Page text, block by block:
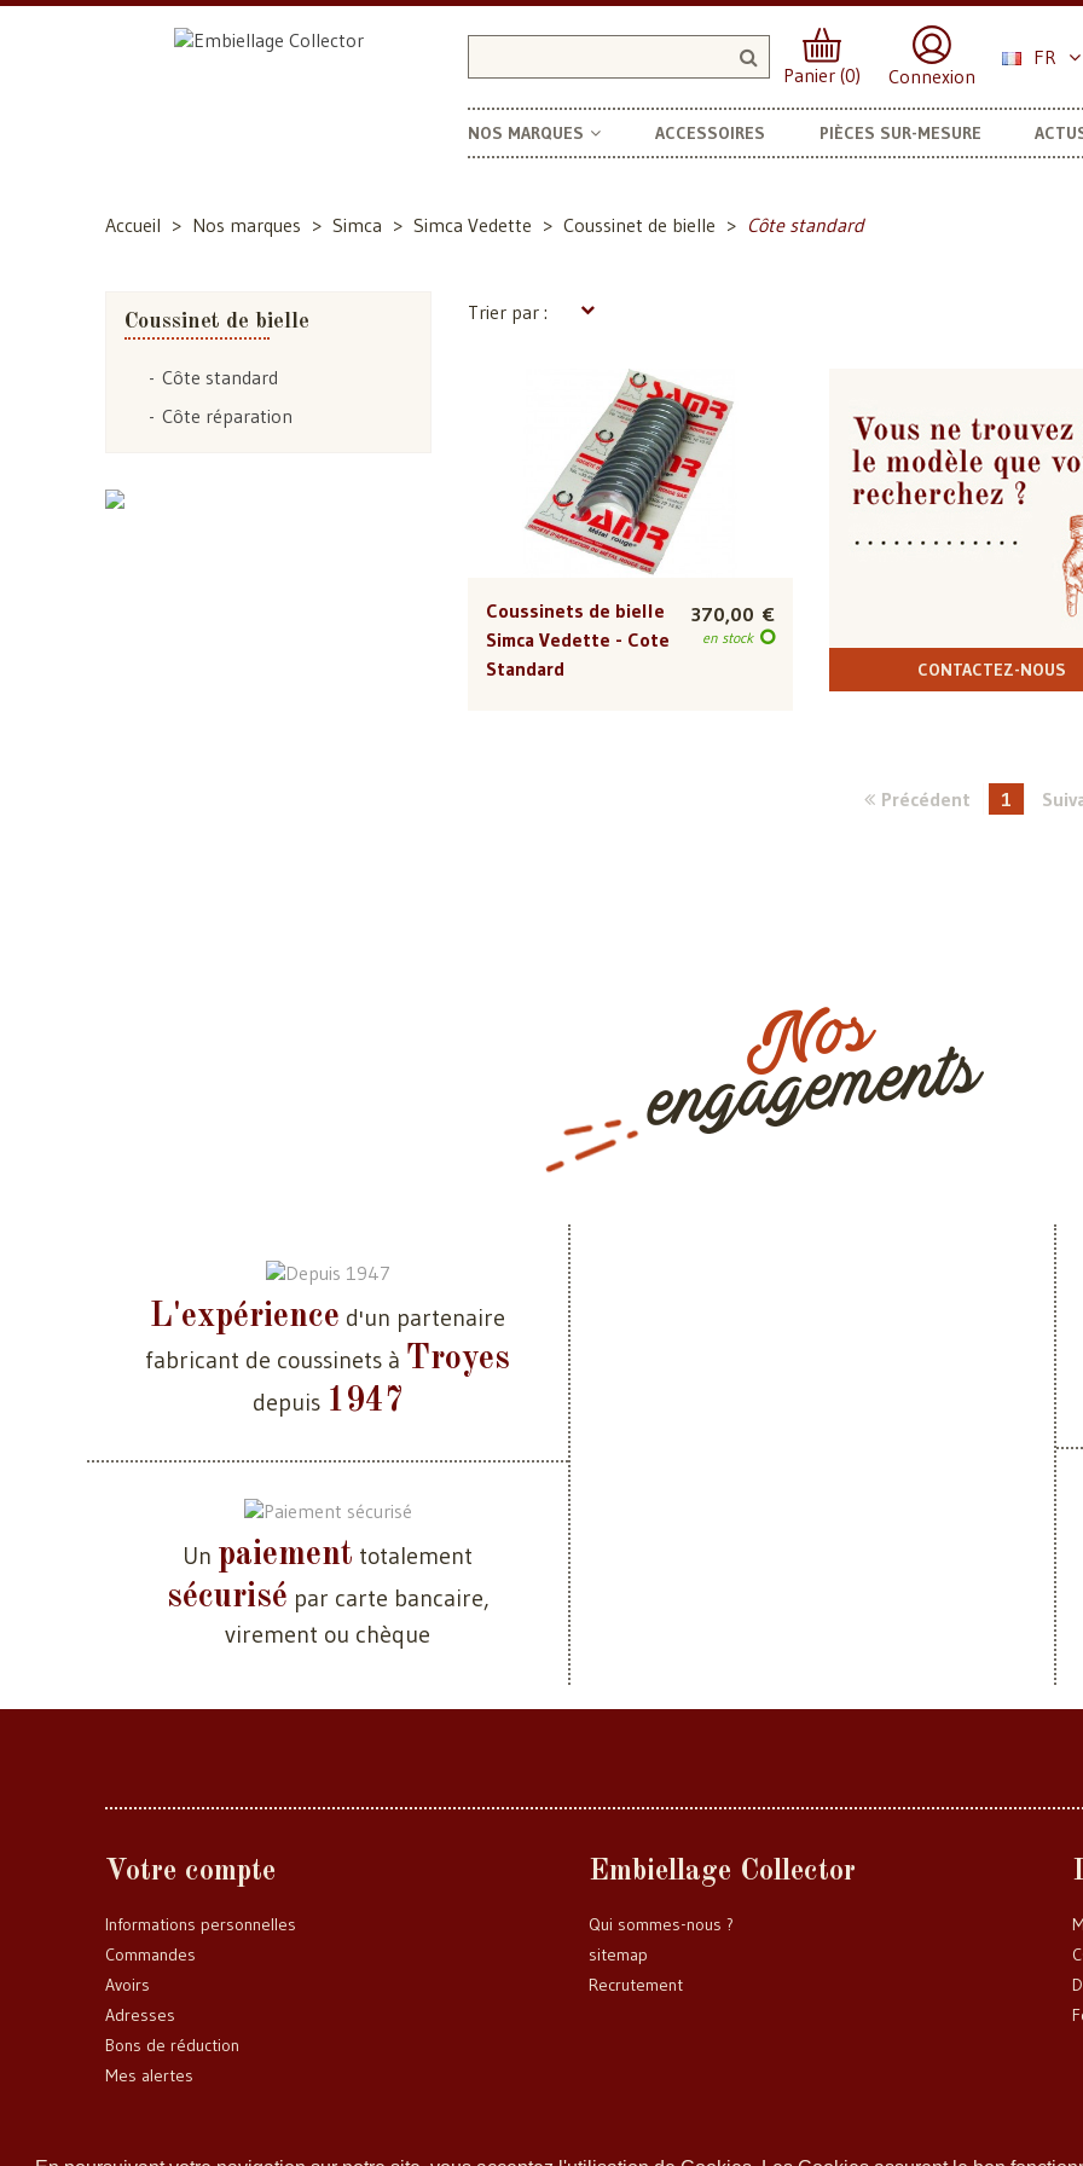
Panier (0) Connexion
FR
NOS MARQUES ACCESSOIRES PIÈCES SUR-MESURE
Accueil Nos marques Simca Simca Vedette Coussinet de bielle Côte standard
Coussinet de bielle
Côte standard
Côte réparation
Trier par :
Coussinets de bielle
Simca Vedette - Cote
Standard
370,00 €
en stock
CONTACTEZ-NOUS
Précédent 1
Nos
engagements
L'expérience d'un partenaire
fabricant de coussinets à Troyes
depuis 1947
Un paiement totalement
sécurisé par carte bancaire,
virement ou chèque
Votre compte
Informations personnelles
Commandes
Avoirs
Adresses
Bons de réduction
Mes alertes
Embiellage Collector
Qui sommes-nous ?
sitemap
Recrutement